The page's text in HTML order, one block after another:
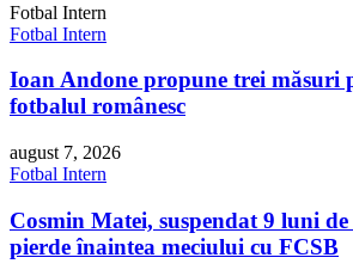
Fotbal Intern
Fotbal Intern
Ioan Andone propune trei măsuri
fotbalul românesc
august 7, 2026
Fotbal Intern
Cosmin Matei, suspendat 9 luni
pierde înaintea meciului cu FCSB